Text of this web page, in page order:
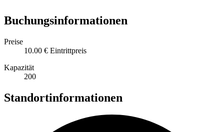
Buchungsinformationen
Preise
10.00 € Eintrittpreis
Kapazität
200
Standortinformationen